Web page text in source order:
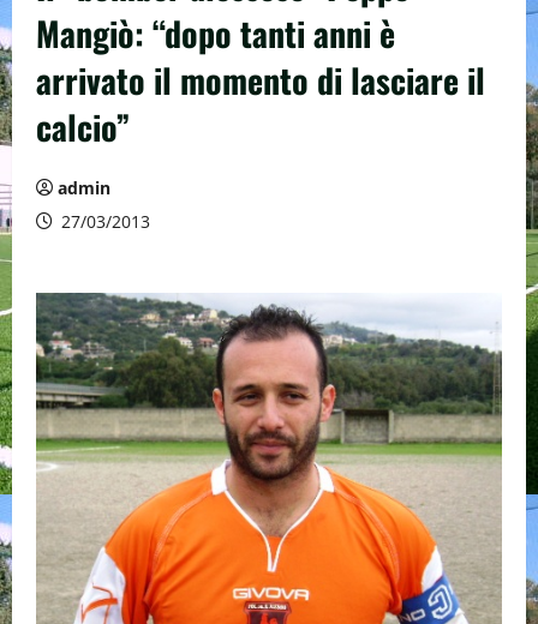
Mangiò: “dopo tanti anni è
arrivato il momento di lasciare il
calcio”
admin
27/03/2013